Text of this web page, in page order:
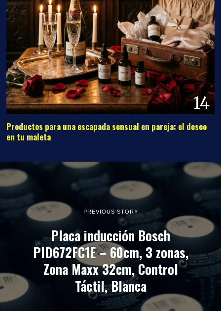
14
Productos para una escapada sensual en pareja: el deseo
en tu maleta
PREVIOUS STORY
Placa inducción Bosch
PID672FC1E – 60cm, 3 zonas,
Zona Maxx 32cm, Control
Táctil, Blanca